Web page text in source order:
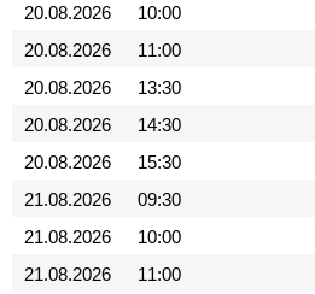
20.08.2026
10:00
20.08.2026
11:00
20.08.2026
13:30
20.08.2026
14:30
20.08.2026
15:30
21.08.2026
09:30
21.08.2026
10:00
21.08.2026
11:00